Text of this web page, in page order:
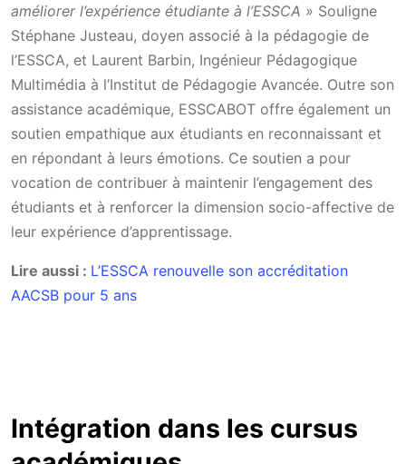
améliorer l’expérience étudiante à l’ESSCA » Souligne
Stéphane Justeau, doyen associé à la pédagogie de
l’ESSCA, et Laurent Barbin, Ingénieur Pédagogique
Multimédia à l’Institut de Pédagogie Avancée. Outre son
assistance académique, ESSCABOT offre également un
soutien empathique aux étudiants en reconnaissant et
en répondant à leurs émotions. Ce soutien a pour
vocation de contribuer à maintenir l’engagement des
étudiants et à renforcer la dimension socio-affective de
leur expérience d’apprentissage.
Lire aussi : L’ESSCA renouvelle son accréditation
AACSB pour 5 ans
Intégration dans les cursus